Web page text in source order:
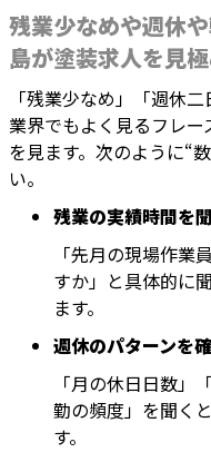
残業少なめや週休
島が塗装求人を見
「残業少なめ」「週休
業界でもよく見るフレ
を見ます。次のように“
い。
残業の実績時間を
「先月の現場作業
すか」と具体的に
ます。
週休のパターンを
「月の休日日数」
勤の頻度」を聞く
す。